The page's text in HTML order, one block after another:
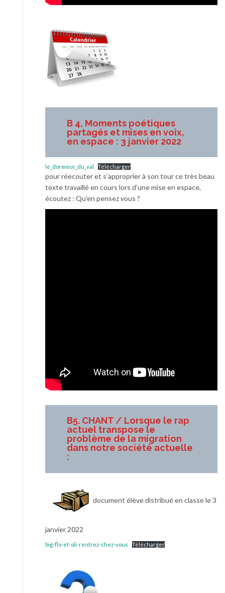
B 4, Moments poétiques
partagés et mises en voix,
en espace : 3 janvier 2022
le_dormeur_du_val Télécharger
pour réecouter et s’approprier à son tour ce très beau
texte travaillé en cours lors d’une mise en espace,
écoutez : Qu’en pensez vous ?
B5. CHANT / Lorsque le rap
actuel transpose le
problème de la migration
dans notre société actuelle
:
document élève distribué en classe le 3
janvier 2022
big-flo-et-oli-rentrez-chez-vous Télécharger